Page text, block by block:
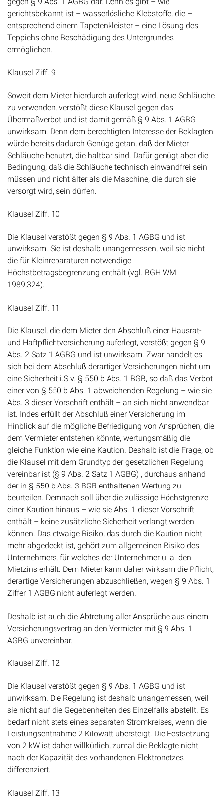
gerichtsbekannt ist – wasserlösliche Klebstoffe, die –
entsprechend einem Tapetenkleister – eine Lösung des
Teppichs ohne Beschädigung des Untergrundes
ermöglichen.
Klausel Ziff. 9
Soweit dem Mieter hierdurch auferlegt wird, neue Schläuche
zu verwenden, verstößt diese Klausel gegen das
Übermaßverbot und ist damit gemäß § 9 Abs. 1 AGBG
unwirksam. Denn dem berechtigten Interesse der Beklagten
würde bereits dadurch Genüge getan, daß der Mieter
Schläuche benutzt, die haltbar sind. Dafür genügt aber die
Bedingung, daß die Schläuche technisch einwandfrei sein
müssen und nicht älter als die Maschine, die durch sie
versorgt wird, sein dürfen.
Klausel Ziff. 10
Die Klausel verstößt gegen § 9 Abs. 1 AGBG und ist
unwirksam. Sie ist deshalb unangemessen, weil sie nicht
die für Kleinreparaturen notwendige
Höchstbetragsbegrenzung enthält (vgl. BGH WM
1989,324).
Klausel Ziff. 11
Die Klausel, die dem Mieter den Abschluß einer Hausrat-
und Haftpflichtversicherung auferlegt, verstößt gegen § 9
Abs. 2 Satz 1 AGBG und ist unwirksam. Zwar handelt es
sich bei dem Abschluß derartiger Versicherungen nicht um
eine Sicherheit i.S.v. § 550 b Abs. 1 BGB, so daß das Verbot
einer von § 550 b Abs. 1 abweichenden Regelung – wie sie
Abs. 3 dieser Vorschrift enthält – an sich nicht anwendbar
ist. Indes erfüllt der Abschluß einer Versicherung im
Hinblick auf die mögliche Befriedigung von Ansprüchen, die
dem Vermieter entstehen könnte, wertungsmäßig die
gleiche Funktion wie eine Kaution. Deshalb ist die Frage, ob
die Klausel mit dem Grundtyp der gesetzlichen Regelung
vereinbar ist (§ 9 Abs. 2 Satz 1 AGBG) , durchaus anhand
der in § 550 b Abs. 3 BGB enthaltenen Wertung zu
beurteilen. Demnach soll über die zulässige Höchstgrenze
einer Kaution hinaus – wie sie Abs. 1 dieser Vorschrift
enthält – keine zusätzliche Sicherheit verlangt werden
können. Das etwaige Risiko, das durch die Kaution nicht
mehr abgedeckt ist, gehört zum allgemeinen Risiko des
Unternehmers, für welches der Unternehmer u. a. den
Mietzins erhält. Dem Mieter kann daher wirksam die Pflicht,
derartige Versicherungen abzuschließen, wegen § 9 Abs. 1
Ziffer 1 AGBG nicht auferlegt werden.
Deshalb ist auch die Abtretung aller Ansprüche aus einem
Versicherungsvertrag an den Vermieter mit § 9 Abs. 1
AGBG unvereinbar.
Klausel Ziff. 12
Die Klausel verstößt gegen § 9 Abs. 1 AGBG und ist
unwirksam. Die Regelung ist deshalb unangemessen, weil
sie nicht auf die Gegebenheiten des Einzelfalls abstellt. Es
bedarf nicht stets eines separaten Stromkreises, wenn die
Leistungsentnahme 2 Kilowatt übersteigt. Die Festsetzung
von 2 kW ist daher willkürlich, zumal die Beklagte nicht
nach der Kapazität des vorhandenen Elektronetzes
differenziert.
Klausel Ziff. 13